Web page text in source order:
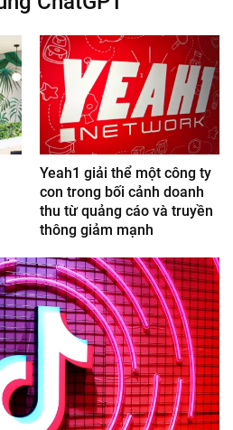
Yeah1 giải thể một công ty
con trong bối cảnh doanh
thu từ quảng cáo và truyền
thông giảm mạnh